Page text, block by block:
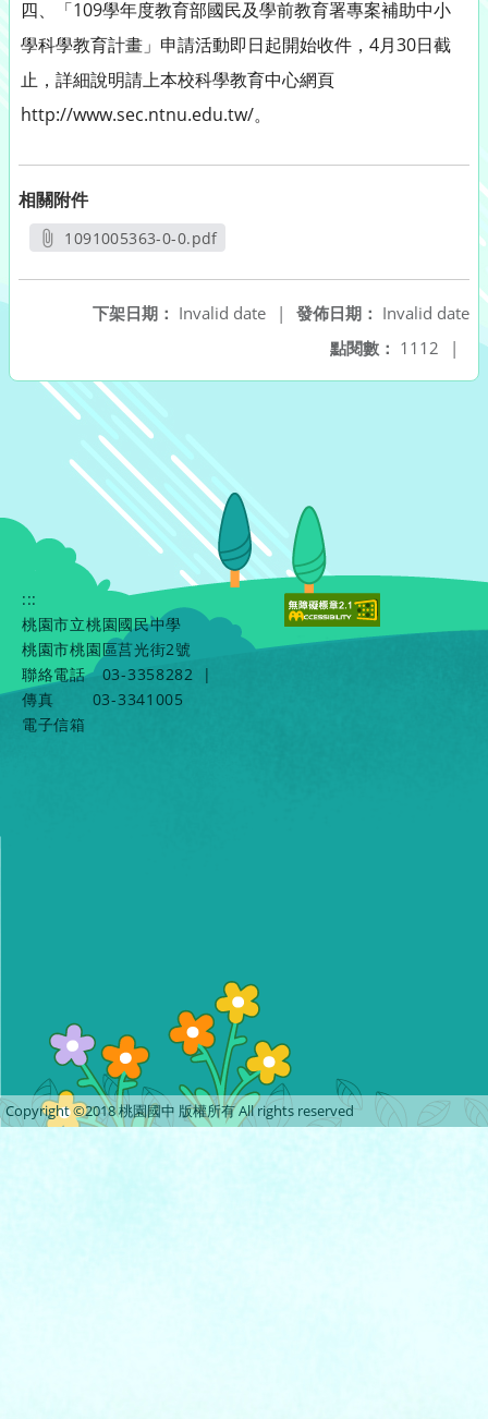
四、「109學年度教育部國民及學前教育署專案補助中小
學科學教育計畫」申請活動即日起開始收件，4月30日截
止，詳細說明請上本校科學教育中心網頁
http://www.sec.ntnu.edu.tw/。
相關附件
1091005363-0-0.pdf
發佈日期： Invalid date
下架日期： Invalid date
|
點閱數： 1112 |
:::
桃園市立桃園國民中學
桃園市桃園區莒光街2號
聯絡電話
03-3358282
|
傳真
03-3341005
電子信箱
Copyright ©2018 桃園國中 版權所有 All rights reserved